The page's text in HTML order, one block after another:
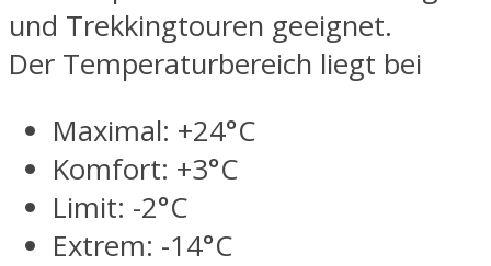
und Trekkingtouren geeignet.
Der Temperaturbereich liegt bei
Maximal: +24°C
Komfort: +3°C
Limit: -2°C
Extrem: -14°C